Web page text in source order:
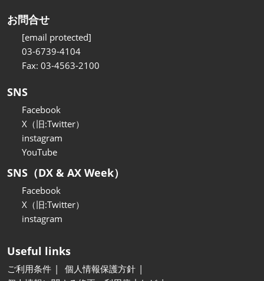
お問合せ
[email protected]
03-6739-4104
Fax: 03-4563-2100
SNS
Facebook
X（旧:Twitter）
instagram
YouTube
SNS（DX & AX Week）
Facebook
X（旧:Twitter）
instagram
Useful links
ご利用条件
個人情報保護方針